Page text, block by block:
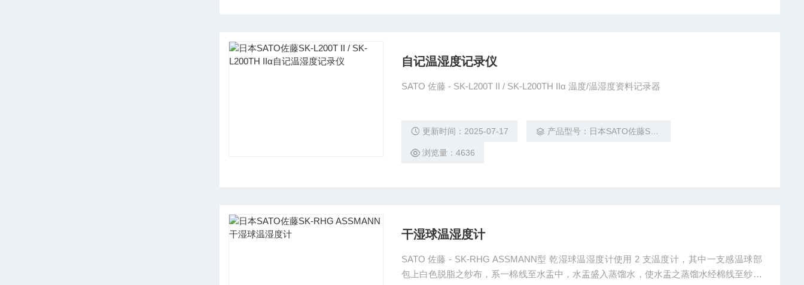
自记温湿度记录仪
SATO 佐藤 - SK-L200T II / SK-L200TH IIα 温度/温湿度资料记录器
更新时间：2025-07-17 产品型号：日本SATO佐藤SK-L200T II / SK-L200TH IIα
浏览量：4636
干湿球温湿度计
SATO 佐藤 - SK-RHG ASSMANN型 乾湿球温湿度计使用 2 支温度计，其中一支感温球部
包上白色脱脂之纱布，系一棉线至水盂中，水盂盛入蒸馏水，使水盂之蒸馏水经棉线至纱布